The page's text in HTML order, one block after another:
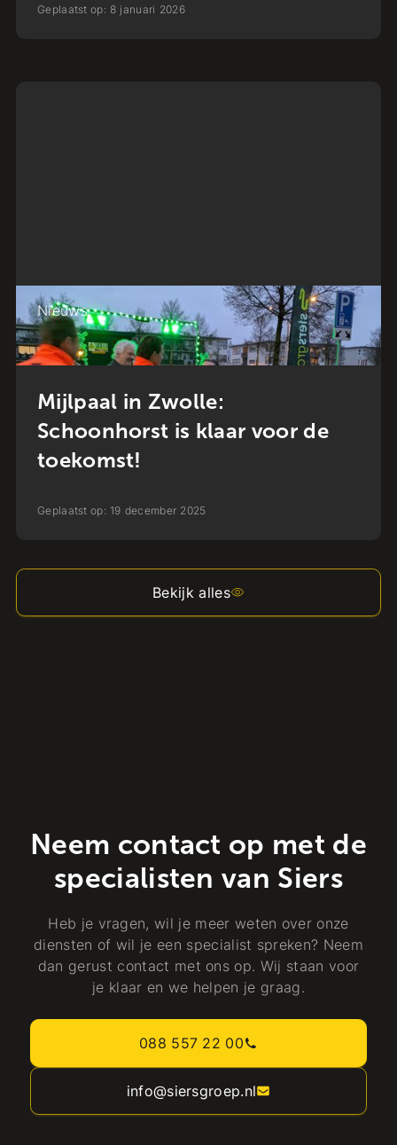
Geplaatst op: 8 januari 2026
Nieuws
Mijlpaal in Zwolle:
Schoonhorst is klaar voor de
toekomst!
Geplaatst op: 19 december 2025
Bekijk alles
Neem contact op met de
specialisten van Siers
Heb je vragen, wil je meer weten over onze
diensten of wil je een specialist spreken? Neem
dan gerust contact met ons op. Wij staan voor
je klaar en we helpen je graag.
088 557 22 00
info@siersgroep.nl